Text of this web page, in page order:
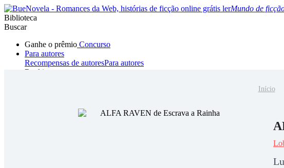
Mundo de
Biblioteca
Buscar
Ganhe o prêmio Concurso
Para autores
Recompensas de autoresPara autores
Ranking
Hombre lobo MafiaSistemaFantasía Urbano
Início